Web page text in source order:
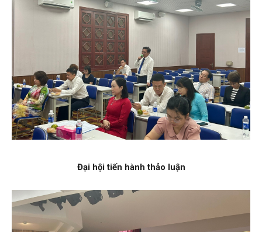
Đại hội tiến hành thảo luận